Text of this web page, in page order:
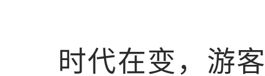
时代在变，游